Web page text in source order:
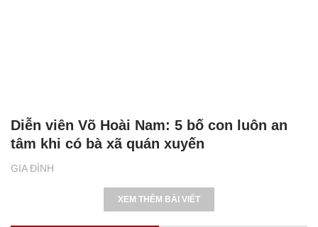
GIA ĐÌNH
Diễn viên Võ Hoài Nam: 5 bố con luôn an
tâm khi có bà xã quán xuyến
XEM THÊM BÀI VIẾT